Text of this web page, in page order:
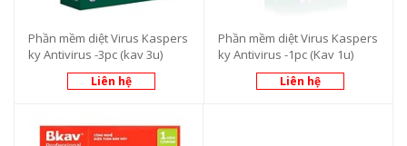
Phần mềm diệt Virus Kaspers
ky Antivirus -3pc (kav 3u)
Liên hệ
Phần mềm diệt Virus Kaspers
ky Antivirus -1pc (Kav 1u)
Liên hệ